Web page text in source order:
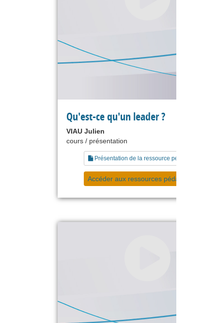
Qu'est-ce qu'un leader ?
VIAU Julien
cours / présentation
Présentation de la ressource pédagogique
Accéder aux ressources pédagogiques